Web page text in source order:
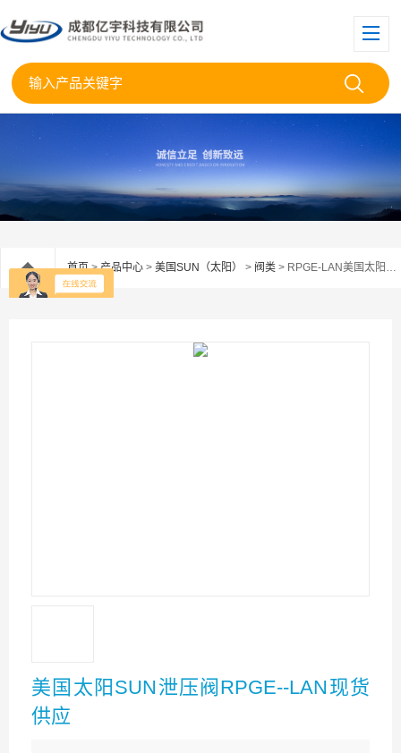
首页>产品中心 > 美国SUN（太阳） > 阀类 > RPGE-LAN美国太阳SUN泄压阀RPGE--LAN现货供应
美国太阳SUN泄压阀RPGE--LAN现货
供应